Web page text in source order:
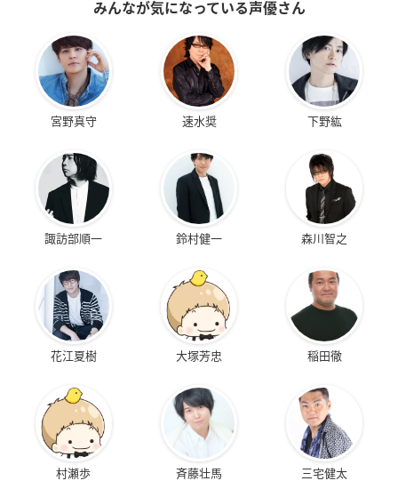
みんなが気になっている声優さん
宮野真守 速水奨 下野紘
諏訪部順一 鈴村健一 森川智之
花江夏樹 大塚芳忠 稲田徹
村瀬歩 斉藤壮馬 三宅健太